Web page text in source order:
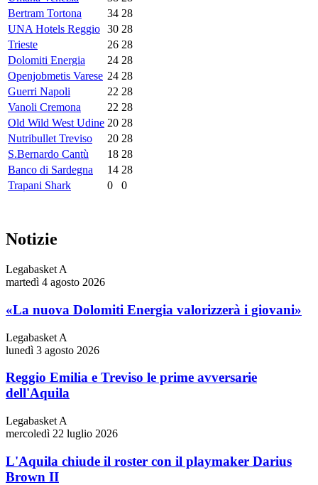
Bertram Tortona
34 28
UNA Hotels Reggio 30 28
Trieste
26 28
Dolomiti Energia
24 28
Openjobmetis Varese 24 28
Guerri Napoli
22 28
Vanoli Cremona
22 28
Old Wild West Udine 20 28
Nutribullet Treviso
20 28
S.Bernardo Cantù
18 28
Banco di Sardegna
14 28
Trapani Shark
0 0
Notizie
Legabasket A
martedì 4 agosto 2026
«La nuova Dolomiti Energia valorizzerà i giovani»
Legabasket A
lunedì 3 agosto 2026
Reggio Emilia e Treviso le prime avversarie
dell'Aquila
Legabasket A
mercoledì 22 luglio 2026
L'Aquila chiude il roster con il playmaker Darius
Brown II